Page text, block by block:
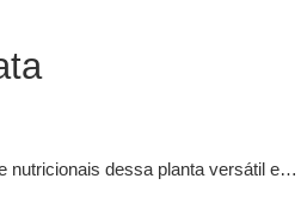
nutricionais dessa planta versátil e…